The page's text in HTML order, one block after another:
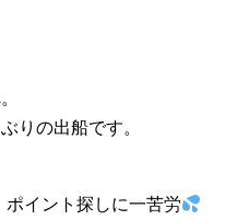
りの出船です。
イント探しに一苦労